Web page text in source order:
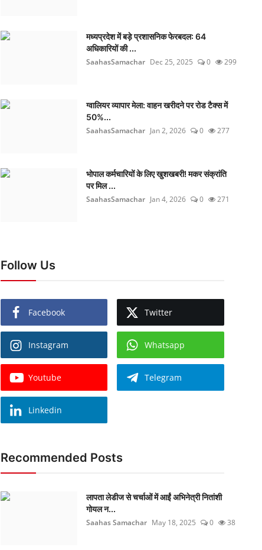
मध्यप्रदेश में बड़े प्रशासनिक फेरबदल: 64
अधिकारियों की ...
SaahasSamachar Dec 25, 2025 0 299
ग्वालियर व्यापार मेला: वाहन खरीदने पर रोड टैक्स में
50%...
SaahasSamachar Jan 2, 2026 0 277
भोपाल कर्मचारियों के लिए खुशखबरी! मकर संक्रांति
पर मिल ...
SaahasSamachar Jan 4, 2026 0 271
Follow Us
Facebook Twitter
Instagram Whatsapp
Youtube Telegram
Linkedin
Recommended Posts
लापता लेडीज से चर्चाओं में आईं अभिनेत्री नितांशी
गोयल न...
Saahas Samachar May 18, 2025 0 38